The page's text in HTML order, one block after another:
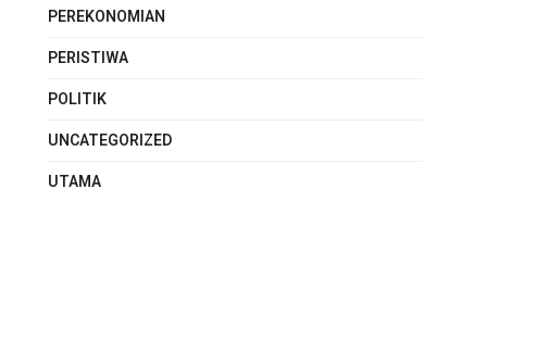
PEREKONOMIAN
PERISTIWA
POLITIK
UNCATEGORIZED
UTAMA